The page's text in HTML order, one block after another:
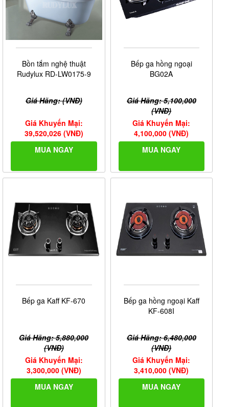
Bồn tắm nghệ thuật
Rudylux RD-LW0175-9
Giá Hãng: (VNĐ)
Giá Khuyến Mại:
39,520,026 (VNĐ)
MUA NGAY
Bếp ga hồng ngoại
BG02A
Giá Hãng: 5,100,000
(VNĐ)
Giá Khuyến Mại:
4,100,000 (VNĐ)
MUA NGAY
Bếp ga Kaff KF-670
Giá Hãng: 5,880,000
(VNĐ)
Giá Khuyến Mại:
3,300,000 (VNĐ)
MUA NGAY
Bếp ga hồng ngoại Kaff
KF-608I
Giá Hãng: 6,480,000
(VNĐ)
Giá Khuyến Mại:
3,410,000 (VNĐ)
MUA NGAY